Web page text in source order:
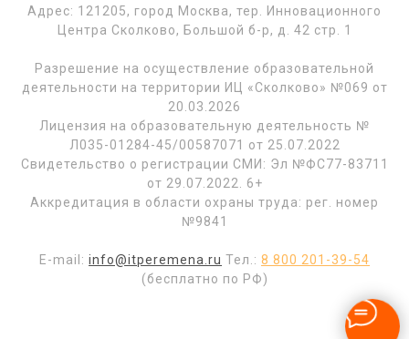
Адрес: 121205, город Москва, тер. Инновационного
Центра Сколково, Большой б-р, д. 42 стр. 1
Разрешение на осуществление образовательной
деятельности на территории ИЦ «Сколково» №069 от
20.03.2026
Лицензия на образовательную деятельность №
Л035-01284-45/00587071 от 25.07.2022
Свидетельство о регистрации СМИ: Эл №ФС77-83711
от 29.07.2022. 6+
Аккредитация в области охраны труда: рег. номер
№9841
E-mail: info@itperemena.ru Тел.: 8 800 201-39-54
(бесплатно по РФ)